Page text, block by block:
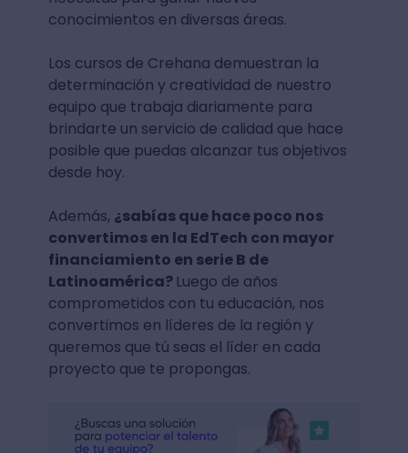
conocimientos en diversas áreas.
Los cursos de Crehana demuestran la
determinación y creatividad de nuestro
equipo que trabaja diariamente para
brindarte un servicio de calidad que hace
posible que puedas alcanzar tus objetivos
desde hoy.
Además, ¿sabías que hace poco nos
convertimos en la EdTech con mayor
financiamiento en serie B de
Latinoamérica? Luego de años
comprometidos con tu educación, nos
convertimos en líderes de la región y
queremos que tú seas el líder en cada
proyecto que te propongas.